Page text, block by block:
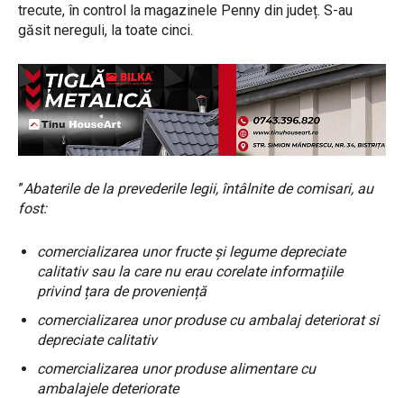
trecute, în control la magazinele Penny din județ. S-au
găsit nereguli, la toate cinci.
”Abaterile de la prevederile legii, întâlnite de comisari, au
fost:
comercializarea unor fructe și legume depreciate
calitativ sau la care nu erau corelate informațiile
privind țara de proveniență
comercializarea unor produse cu ambalaj deteriorat si
depreciate calitativ
comercializarea unor produse alimentare cu
ambalajele deteriorate